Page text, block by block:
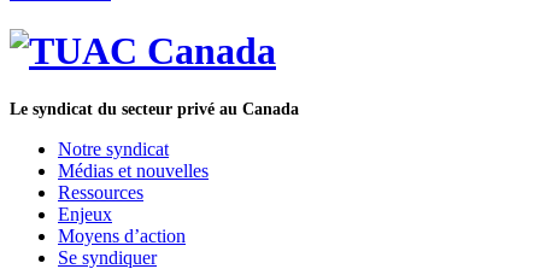
Le syndicat du secteur privé au Canada
Notre syndicat
Médias et nouvelles
Ressources
Enjeux
Moyens d’action
Se syndiquer